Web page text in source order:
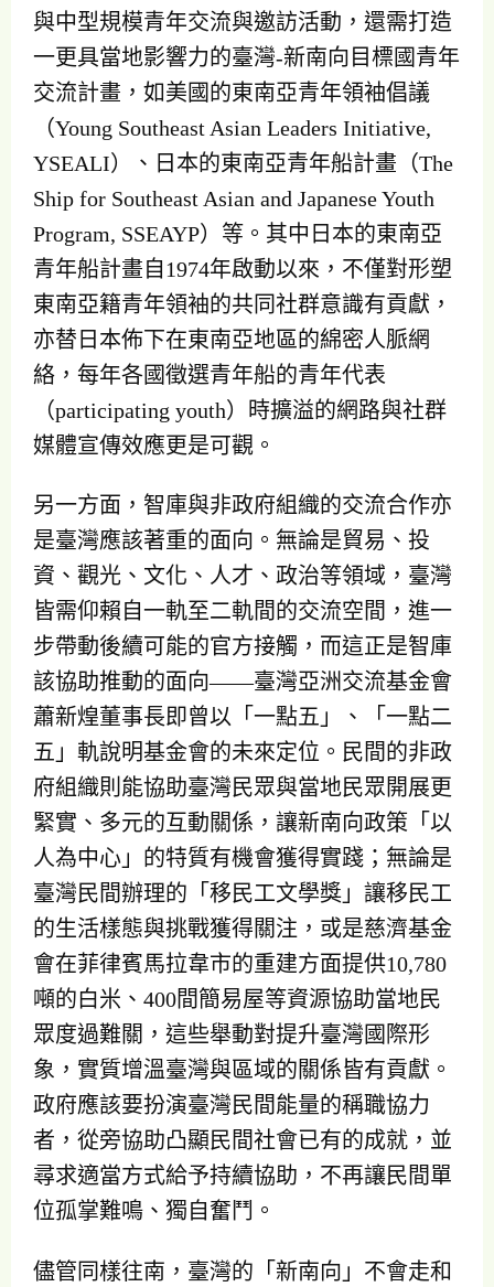
與中型規模青年交流與邀訪活動，還需打造
一更具當地影響力的臺灣-新南向目標國青年
交流計畫，如美國的東南亞青年領袖倡議
（Young Southeast Asian Leaders Initiative,
YSEALI）、日本的東南亞青年船計畫（The
Ship for Southeast Asian and Japanese Youth
Program, SSEAYP）等。其中日本的東南亞
青年船計畫自1974年啟動以來，不僅對形塑
東南亞籍青年領袖的共同社群意識有貢獻，
亦替日本佈下在東南亞地區的綿密人脈網
絡，每年各國徵選青年船的青年代表
（participating youth）時擴溢的網路與社群
媒體宣傳效應更是可觀。
另一方面，智庫與非政府組織的交流合作亦
是臺灣應該著重的面向。無論是貿易、投
資、觀光、文化、人才、政治等領域，臺灣
皆需仰賴自一軌至二軌間的交流空間，進一
步帶動後續可能的官方接觸，而這正是智庫
該協助推動的面向——臺灣亞洲交流基金會
蕭新煌董事長即曾以「一點五」、「一點二
五」軌說明基金會的未來定位。民間的非政
府組織則能協助臺灣民眾與當地民眾開展更
緊實、多元的互動關係，讓新南向政策「以
人為中心」的特質有機會獲得實踐；無論是
臺灣民間辦理的「移民工文學獎」讓移民工
的生活樣態與挑戰獲得關注，或是慈濟基金
會在菲律賓馬拉韋市的重建方面提供10,780
噸的白米、400間簡易屋等資源協助當地民
眾度過難關，這些舉動對提升臺灣國際形
象，實質增溫臺灣與區域的關係皆有貢獻。
政府應該要扮演臺灣民間能量的稱職協力
者，從旁協助凸顯民間社會已有的成就，並
尋求適當方式給予持續協助，不再讓民間單
位孤掌難鳴、獨自奮鬥。
儘管同樣往南，臺灣的「新南向」不會走和